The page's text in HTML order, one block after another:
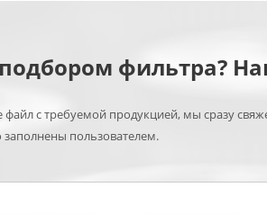
фильтра?
с требуемой продукцией, мы сразу
пользователем.